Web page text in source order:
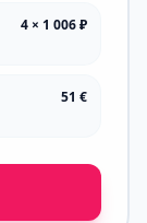
4 × 1 006 ₽
51 €